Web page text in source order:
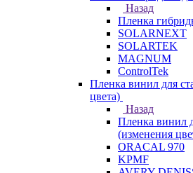
Назад
Пленка
SOLARNEXT
SOLARTEK
MAGNUM
ControlTek
Пленка винил для
цвета)
Назад
Пленка винил
(изменения
ORACAL 970
KPMF